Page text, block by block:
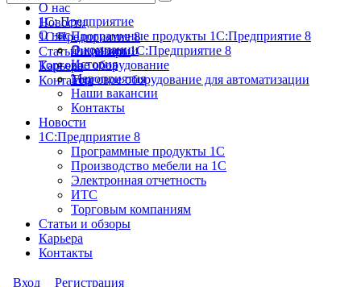
О нас
Новости
1С:Предприятие 8
Статьи и обзоры
Карьера
Контакты
1С: Предприятие
Программные продукты 1С:Предприятие 8
Лицензии 1С:Предприятие 8
Торговое оборудование
Торговое оборудование для автоматизации
О нас
О компании
История
Мероприятия
Наши вакансии
Контакты
Новости
1С:Предприятие 8
Программные продукты 1С
Производство мебели на 1С
Электронная отчетность
ИТС
Торговым компаниям
Статьи и обзоры
Карьера
Контакты
Вход
Регистрация